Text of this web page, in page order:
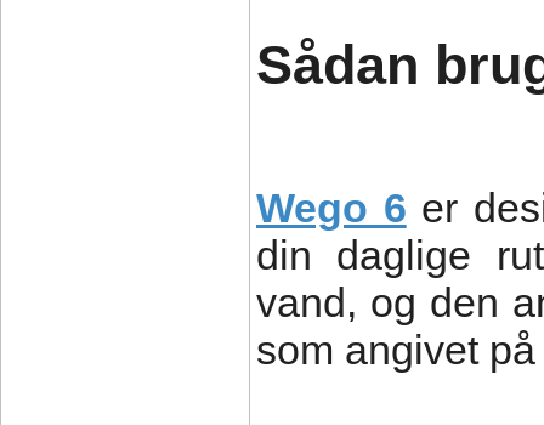
Sådan
Wego 6 er
din daglige
vand, og den
som angivet